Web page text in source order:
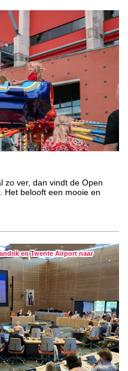
zo ver, dan vindt de Open
Het belooft een mooie en
en Twente Airport naar